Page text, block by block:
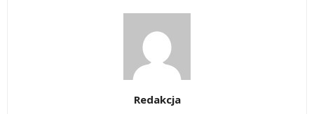
Redakcja